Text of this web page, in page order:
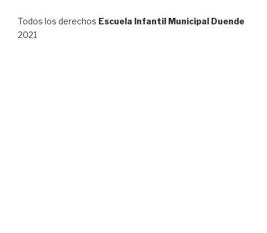
Todos los derechos Escuela Infantil Municipal Duende
2021